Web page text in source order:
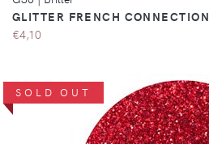
GLITTER FRENCH CONNECTION
€4,10
SOLD OUT